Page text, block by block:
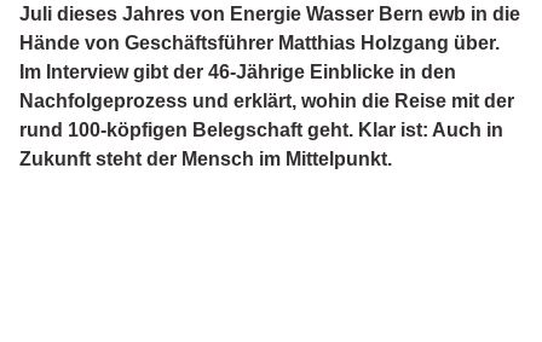
Juli dieses Jahres von Energie Wasser Bern ewb in die
Hände von Geschäftsführer Matthias Holzgang über.
Im Interview gibt der 46-Jährige Einblicke in den
Nachfolgeprozess und erklärt, wohin die Reise mit der
rund 100-köpfigen Belegschaft geht. Klar ist: Auch in
Zukunft steht der Mensch im Mittelpunkt.